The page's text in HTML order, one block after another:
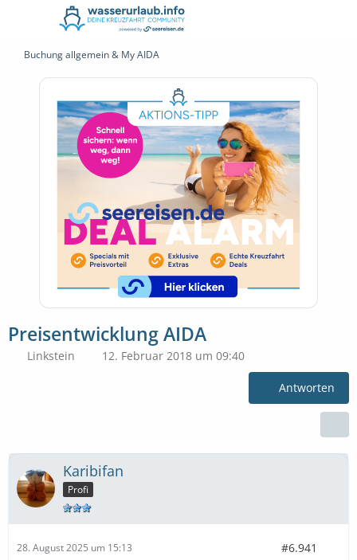
Buchung allgemein & My AIDA
Preisentwicklung AIDA
Linkstein 12. Februar 2018 um 09:40
Antworten
Karibifan
Profi
28. August 2025 um 15:13 #6.941